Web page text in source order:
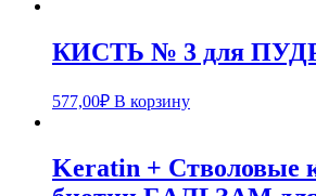
КИСТЬ № 3 для
577,00₽ В корзину
Keratin + Стволовые